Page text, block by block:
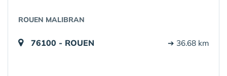
ROUEN MALIBRAN
76100 - ROUEN ➔ 36.68 km